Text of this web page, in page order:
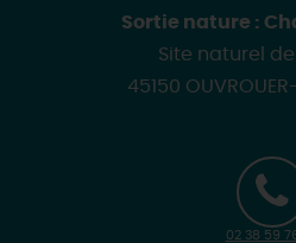
Sortie nature :
Site naturel
45150
02 38 59